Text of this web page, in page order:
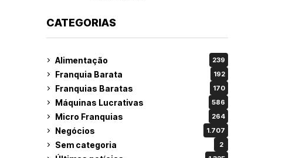
CATEGORIAS
Alimentação 239
Franquia Barata 192
Franquias Baratas 170
Máquinas Lucrativas 586
Micro Franquias 264
Negócios 1.707
Sem categoria 2